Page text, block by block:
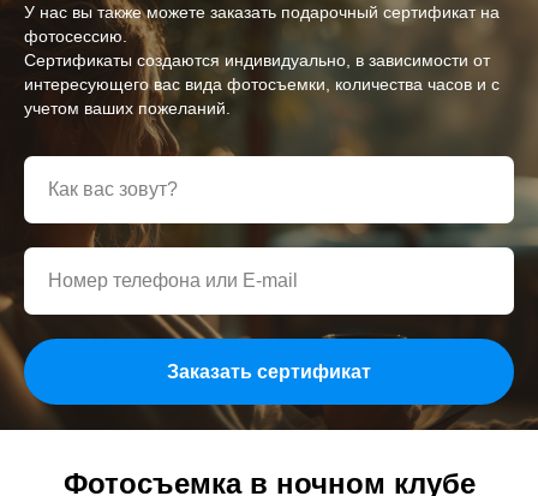
У нас вы также можете заказать подарочный сертификат на
фотосессию.
Сертификаты создаются индивидуально, в зависимости от
интересующего вас вида фотосъемки, количества часов и с
учетом ваших пожеланий.
Заказать сертификат
Фотосъемка в ночном клубе
Политика в области файлов Cookies
Политика в области персональных данных